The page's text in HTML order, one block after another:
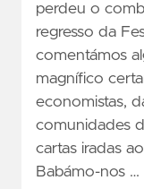
perdeu o
regresso da
comentámos
magnífico
economistas,
comunidades
cartas iradas
Babámo-nos …